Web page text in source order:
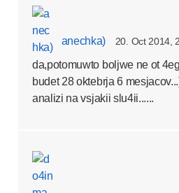
anechka) 20. Oct 2014,
da,potomuwto boljwe ne ot
budet 28 oktebrja 6
analizi na vsjakii slu4ii......